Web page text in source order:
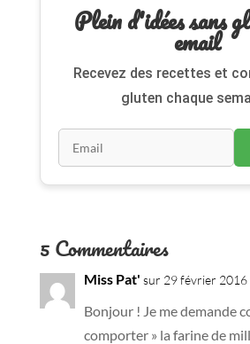
Plein d'idées sans
email
Recevez des recettes et
gluten chaque
5 Commentaires
Miss Pat' sur 29 février 2016
Bonjour ! Je me demande
comporter » la farine de